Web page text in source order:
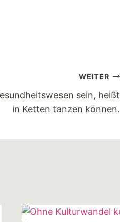
WEITER
sein, heißt
in Ketten tanzen können.